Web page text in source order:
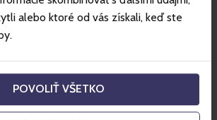
alebo ktoré od vás získali, keď ste
POVOLIŤ VŠETKO